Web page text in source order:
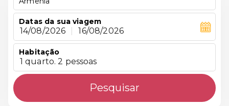
Datas da sua viagem
14/08/2026 16/08/2026
Habitação
1 quarto. 2 pessoas
Pesquisar